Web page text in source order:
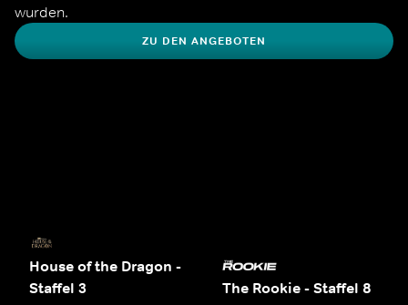
wurden.
ZU DEN ANGEBOTEN
House of the Dragon -
Staffel 3
The Rookie - Staffel 8